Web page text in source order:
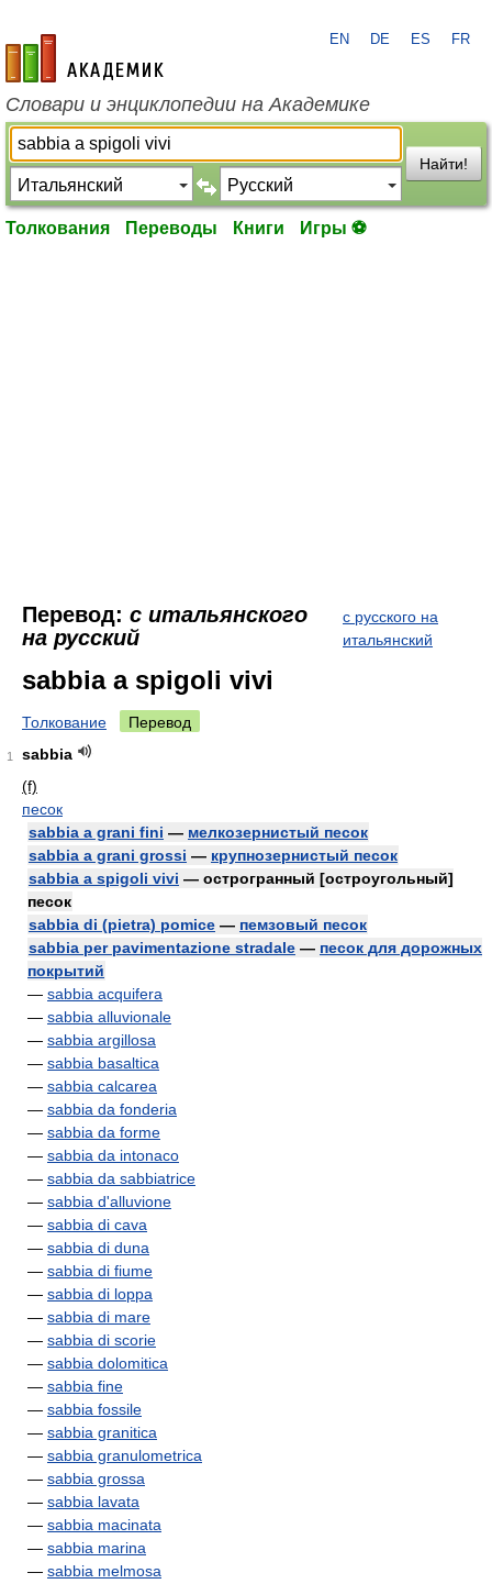
academic.ru
EN DE ES FR
Словари и энциклопедии на Академике
Найти!
Толкования Переводы Книги Игры ⚽
Перевод: с итальянского
на русский
с русского на
итальянский
sabbia a spigoli vivi
Толкование Перевод
1
sabbia
(f)
песок
sabbia a grani fini — мелкозернистый песок
sabbia a grani grossi — крупнозернистый песок
sabbia a spigoli vivi — острогранный [остроугольный]
песок
sabbia di (pietra) pomice — пемзовый песок
sabbia per pavimentazione stradale — песок для дорожных
покрытий
— sabbia acquifera
— sabbia alluvionale
— sabbia argillosa
— sabbia basaltica
— sabbia calcarea
— sabbia da fonderia
— sabbia da forme
— sabbia da intonaco
— sabbia da sabbiatrice
— sabbia d'alluvione
— sabbia di cava
— sabbia di duna
— sabbia di fiume
— sabbia di loppa
— sabbia di mare
— sabbia di scorie
— sabbia dolomitica
— sabbia fine
— sabbia fossile
— sabbia granitica
— sabbia granulometrica
— sabbia grossa
— sabbia lavata
— sabbia macinata
— sabbia marina
— sabbia melmosa